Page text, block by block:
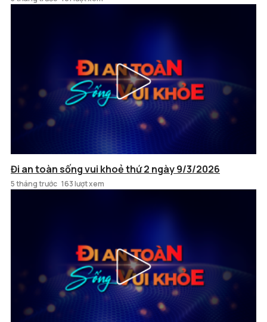
Đi an toàn sống vui khoẻ thứ 2 ngày 9/3/2026
5 tháng trước 163 lượt xem